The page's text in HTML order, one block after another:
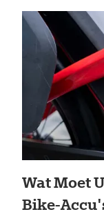
Wat Moet
Bike-